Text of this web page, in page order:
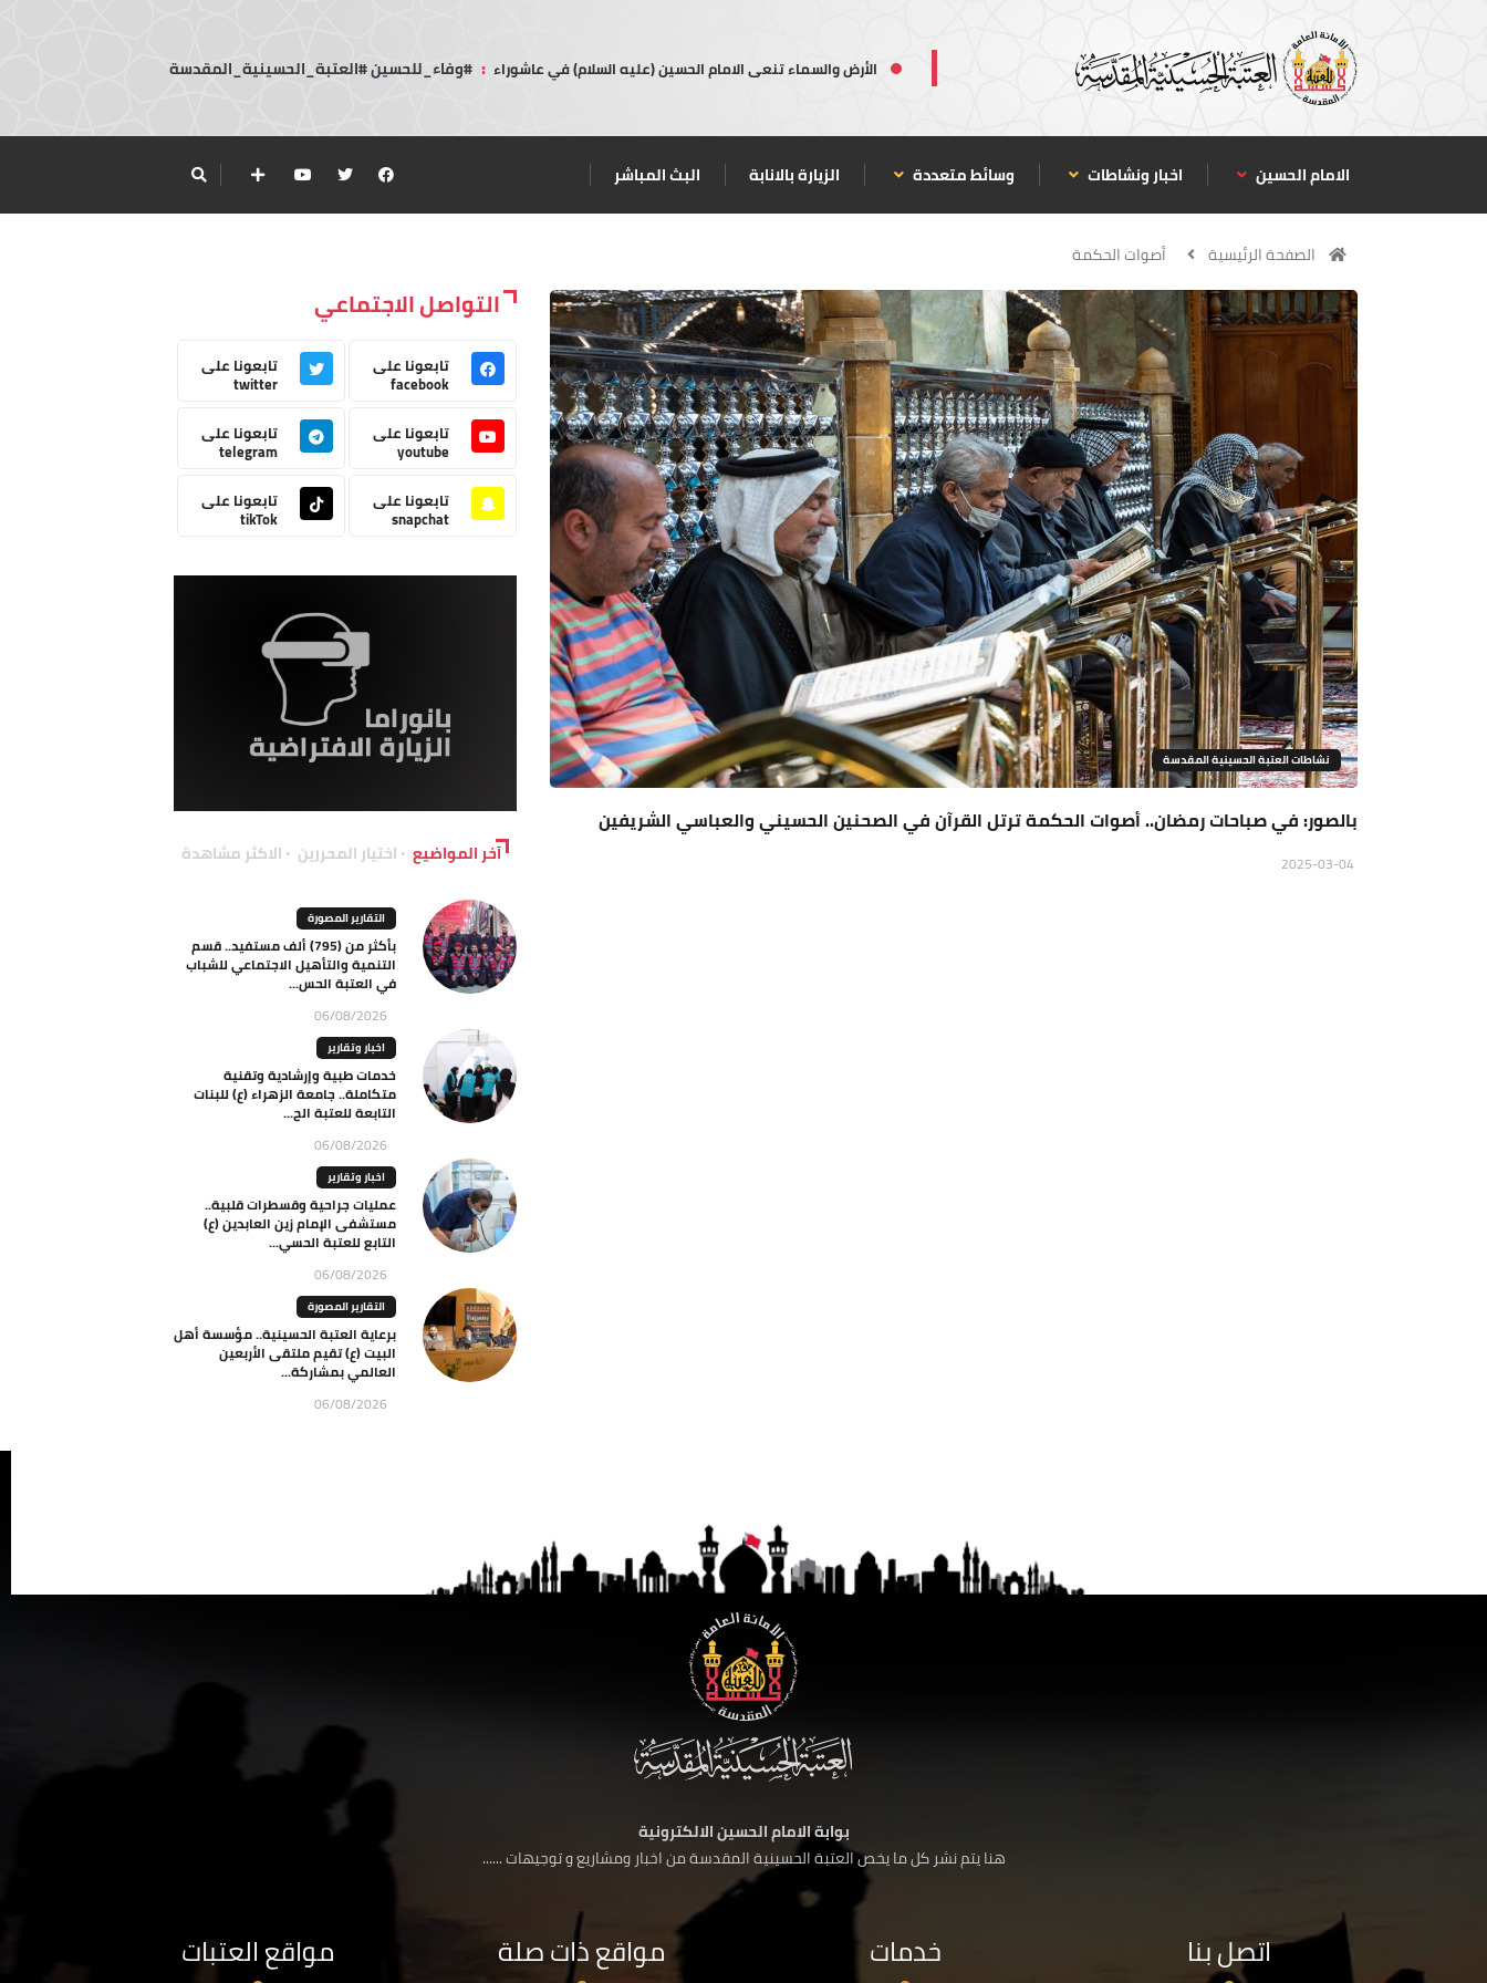
الأرض والسماء تنعى الامام الحسين (عليه السلام) في عاشوراء : #وفاء_للحسين #العتبة_الحسينية_المقدسة
الامام الحسين اخبار ونشاطات وسائط متعددة الزيارة بالانابة البث المباشر
الصفحة الرئيسية أصوات الحكمة
نشاطات العتبة الحسينية المقدسة
بالصور: في صباحات رمضان.. أصوات الحكمة ترتل القرآن في الصحنين الحسيني والعباسي الشريفين
التواصل الاجتماعي
تابعونا على
facebook
تابعونا على
twitter
تابعونا على
youtube
تابعونا على
telegram
تابعونا على
snapchat
تابعونا على
tikTok
آخر المواضيع اختيار المحررين الاكثر مشاهدة
التقارير المصورة
بأكثر من (795) ألف مستفيد.. قسم
التنمية والتأهيل الاجتماعي للشباب
في العتبة الحس...
06/08/2026
اخبار وتقارير
خدمات طبية وإرشادية وتقنية
متكاملة.. جامعة الزهراء (ع) للبنات
التابعة للعتبة الح...
06/08/2026
اخبار وتقارير
عمليات جراحية وقسطرات قلبية..
مستشفى الإمام زين العابدين (ع)
التابع للعتبة الحسي...
06/08/2026
التقارير المصورة
برعاية العتبة الحسينية.. مؤسسة أهل
البيت (ع) تقيم ملتقى الأربعين
العالمي بمشاركة...
06/08/2026
بوابة الامام الحسين الالكترونية
هنا يتم نشر كل ما يخص العتبة الحسينية المقدسة من اخبار ومشاريع و توجيهات ......
اتصل بنا خدمات مواقع ذات صلة مواقع العتبات